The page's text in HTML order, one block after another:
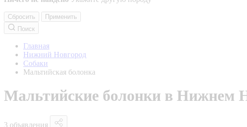
Сбросить
Применить
Поиск
Главная
Нижний Новгород
Собаки
Мальтийская болонка
Мальтийские болонки в Нижнем
3 объявления